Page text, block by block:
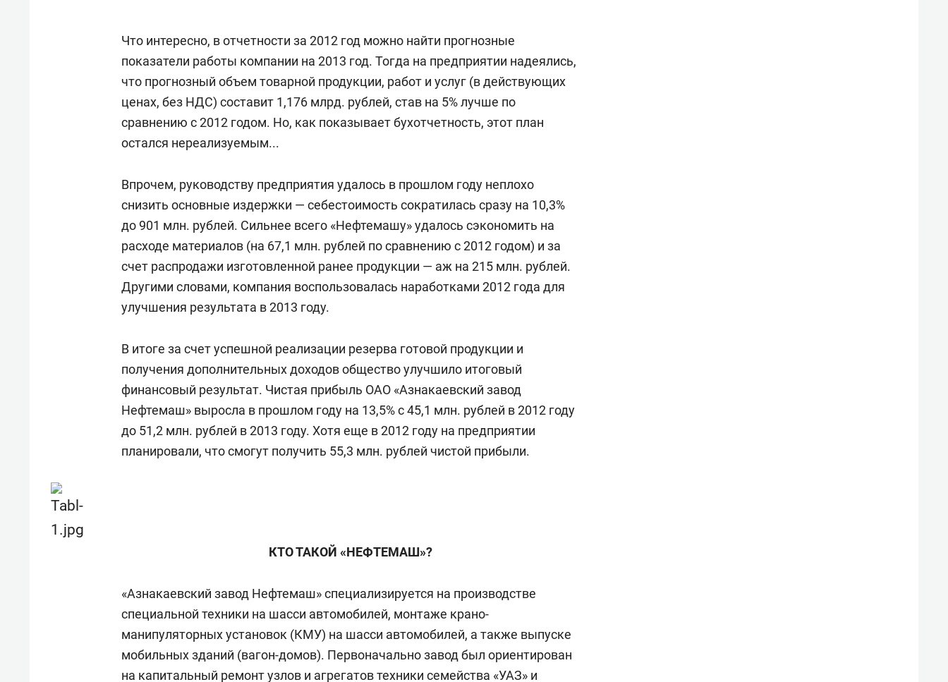
Что интересно, в отчетности за 2012 год можно найти прогнозные
показатели работы компании на 2013 год. Тогда на предприятии надеялись,
что прогнозный объем товарной продукции, работ и услуг (в действующих
ценах, без НДС) составит 1,176 млрд. рублей, став на 5% лучше по
сравнению с 2012 годом. Но, как показывает бухотчетность, этот план
остался нереализуемым...
Впрочем, руководству предприятия удалось в прошлом году неплохо
снизить основные издержки — себестоимость сократилась сразу на 10,3%
до 901 млн. рублей. Сильнее всего «Нефтемашу» удалось сэкономить на
расходе материалов (на 67,1 млн. рублей по сравнению с 2012 годом) и за
счет распродажи изготовленной ранее продукции — аж на 215 млн. рублей.
Другими словами, компания воспользовалась наработками 2012 года для
улучшения результата в 2013 году.
В итоге за счет успешной реализации резерва готовой продукции и
получения дополнительных доходов общество улучшило итоговый
финансовый результат. Чистая прибыль ОАО «Азнакаевский завод
Нефтемаш» выросла в прошлом году на 13,5% с 45,1 млн. рублей в 2012 году
до 51,2 млн. рублей в 2013 году. Хотя еще в 2012 году на предприятии
планировали, что смогут получить 55,3 млн. рублей чистой прибыли.
КТО ТАКОЙ «НЕФТЕМАШ»?
«Азнакаевский завод Нефтемаш» специализируется на производстве
специальной техники на шасси автомобилей, монтаже крано-
манипуляторных установок (КМУ) на шасси автомобилей, а также выпуске
мобильных зданий (вагон-домов). Первоначально завод был ориентирован
на капитальный ремонт узлов и агрегатов техники семейства «УАЗ» и